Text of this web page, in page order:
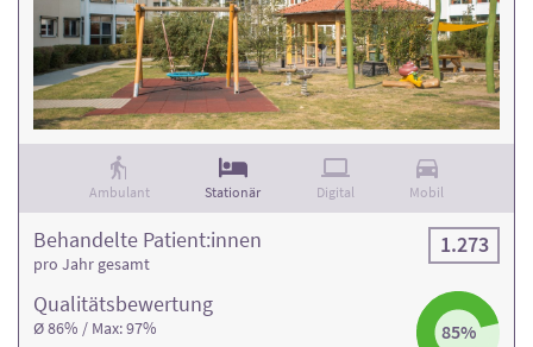
Ambulant Stationär Digital Mobil
Qualitäts­bewertung
Ø 86% / Max: 97% 85%
Behandelte Patient:innen
pro Jahr gesamt
1.273